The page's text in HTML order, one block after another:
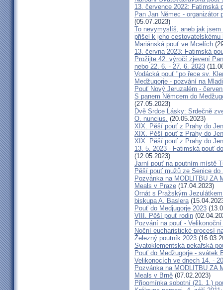
13. července 2022: Fatimská
Pan Jan Němec -
(05.07.2023)
To nevymyslíš, aneb jak
přišel k jeho cestovatelskému
Mariánská pouť ve Mcelích
13. června 2023: Fatimská
Prožijte 42. výročí zjevení
nebo 22. 6. - 27. 6. 2023
Vodácká pouť "po řece sv.
Medžugorje - pozvání na
Pouť Nový Jeruzalém -
S panem Němcem do
(27.05.2023)
Dvě Srdce Lásky: Srdečně
O. nuncius. (20.05.2023)
XIX. Pěší pouť z Prahy do
XIX. Pěší pouť z Prahy do
XIX. Pěší pouť z Prahy do
13. 5. 2023 - Fatimská pouť
(12.05.2023)
Jarní pouť na poutním místě
Pěší pouť mužů ze Senice do
Pozvánka na MODLITBU ZA
Meals v Praze (17.04.2023)
Ornát s Pražským
biskupa A. Baslera
Pouť do Medjugorje 2023
VIII. Pěší pouť rodin
Pozvání na pouť -
Noční eucharistické procesí
Železný poutník 2023
Svatoklementská pekařská
Pouť do Medžugorje - svátek
Velikonocích ve dnech 14. -
Pozvánka na MODLITBU ZA
Meals v Brně (07.02.2023)
Připomínka sobotní (21. 1.)